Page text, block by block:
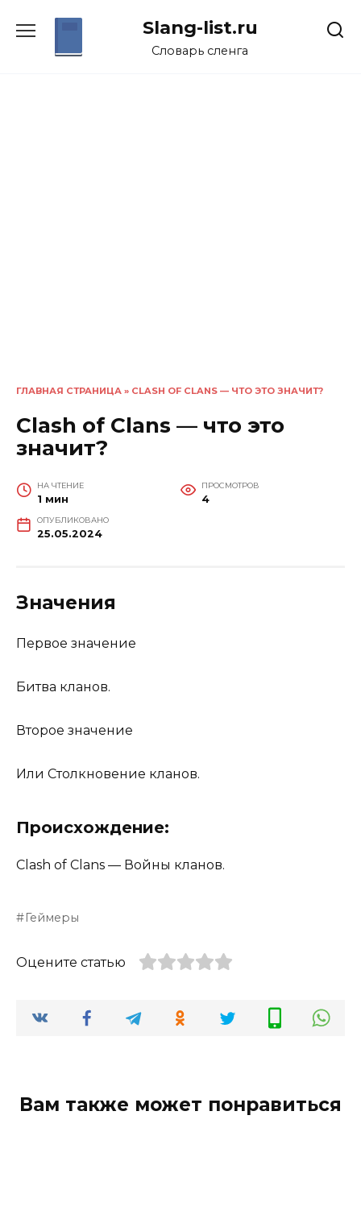
Slang-list.ru
Словарь сленга
ГЛАВНАЯ СТРАНИЦА » CLASH OF CLANS — ЧТО ЭТО ЗНАЧИТ?
Clash of Clans — что это
значит?
НА ЧТЕНИЕ
1 мин
ПРОСМОТРОВ
4
ОПУБЛИКОВАНО
25.05.2024
Значения
Первое значение
Битва кланов.
Второе значение
Или Столкновение кланов.
Происхождение:
Clash of Clans — Войны кланов.
Геймеры
Оцените статью
Вам также может понравиться